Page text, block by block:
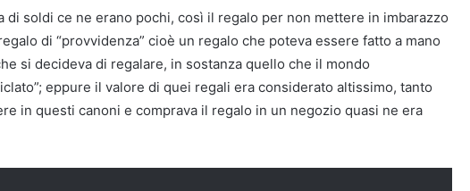
di soldi ce ne erano pochi, così il regalo per non mettere in imbarazzo
di “provvidenza” cioè un regalo che poteva essere fatto a mano
si decideva di regalare, in sostanza quello che il mondo
eppure il valore di quei regali era considerato altissimo, tanto
in questi canoni e comprava il regalo in un negozio quasi ne era